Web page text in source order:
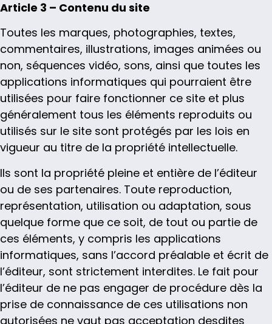
Article 3 – Contenu du site
Toutes les marques, photographies, textes,
commentaires, illustrations, images animées ou
non, séquences vidéo, sons, ainsi que toutes les
applications informatiques qui pourraient être
utilisées pour faire fonctionner ce site et plus
généralement tous les éléments reproduits ou
utilisés sur le site sont protégés par les lois en
vigueur au titre de la propriété intellectuelle.
Ils sont la propriété pleine et entière de l’éditeur
ou de ses partenaires. Toute reproduction,
représentation, utilisation ou adaptation, sous
quelque forme que ce soit, de tout ou partie de
ces éléments, y compris les applications
informatiques, sans l’accord préalable et écrit de
l’éditeur, sont strictement interdites. Le fait pour
l’éditeur de ne pas engager de procédure dès la
prise de connaissance de ces utilisations non
autorisées ne vaut pas acceptation desdites